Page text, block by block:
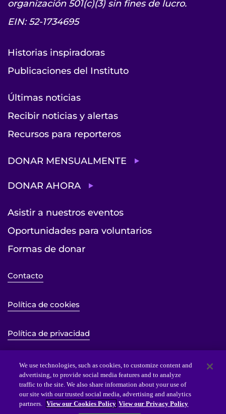
organización 501(c)(3) sin fines de lucro.
EIN: 52-1734695
Historias inspiradoras
Publicaciones del Instituto
Últimas noticias
Recibir noticias y alertas
Recursos para reporteros
DONAR MENSUALMENTE
DONAR AHORA
Asistir a nuestros eventos
Oportunidades para voluntarios
Formas de donar
Contacto
Política de cookies
Política de privacidad
Mapa del sitio
Declaración de accesibilidad al sitio web
We use technologies, such as cookies, to customize content and
advertising, to provide social media features and to analyze
traffic to the site. We also share information about your use of
our site with our trusted social media, advertising and analytics
partners. View our Cookies Policy View our Privacy Policy